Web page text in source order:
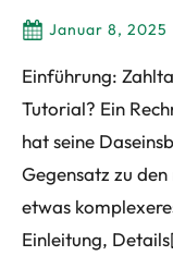
Januar 8, 2025
Einführung:
Tutorial? Ein
hat seine
Gegensatz zu
etwas
Einleitung,